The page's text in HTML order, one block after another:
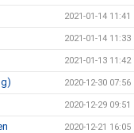
2021-01-14 11:41
2021-01-14 11:33
2021-01-13 11:42
2020-12-30 07:56
2020-12-29 09:51
2020-12-21 16:05